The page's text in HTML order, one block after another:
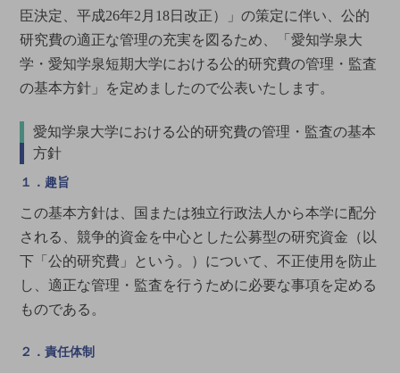
臣決定、平成26年2月18日改正）」の策定に伴い、公的
研究費の適正な管理の充実を図るため、「愛知学泉大
学・愛知学泉短期大学における公的研究費の管理・監査
の基本方針」を定めましたので公表いたします。
愛知学泉大学における公的研究費の管理・監査の基本
方針
１．趣旨
この基本方針は、国または独立行政法人から本学に配分
される、競争的資金を中心とした公募型の研究資金（以
下「公的研究費」という。）について、不正使用を防止
し、適正な管理・監査を行うために必要な事項を定める
ものである。
２．責任体制